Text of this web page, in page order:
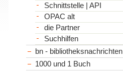
Schnittstelle | API
OPAC alt
die Partner
Suchhilfen
bn - bibliotheksnachrichten
1000 und 1 Buch